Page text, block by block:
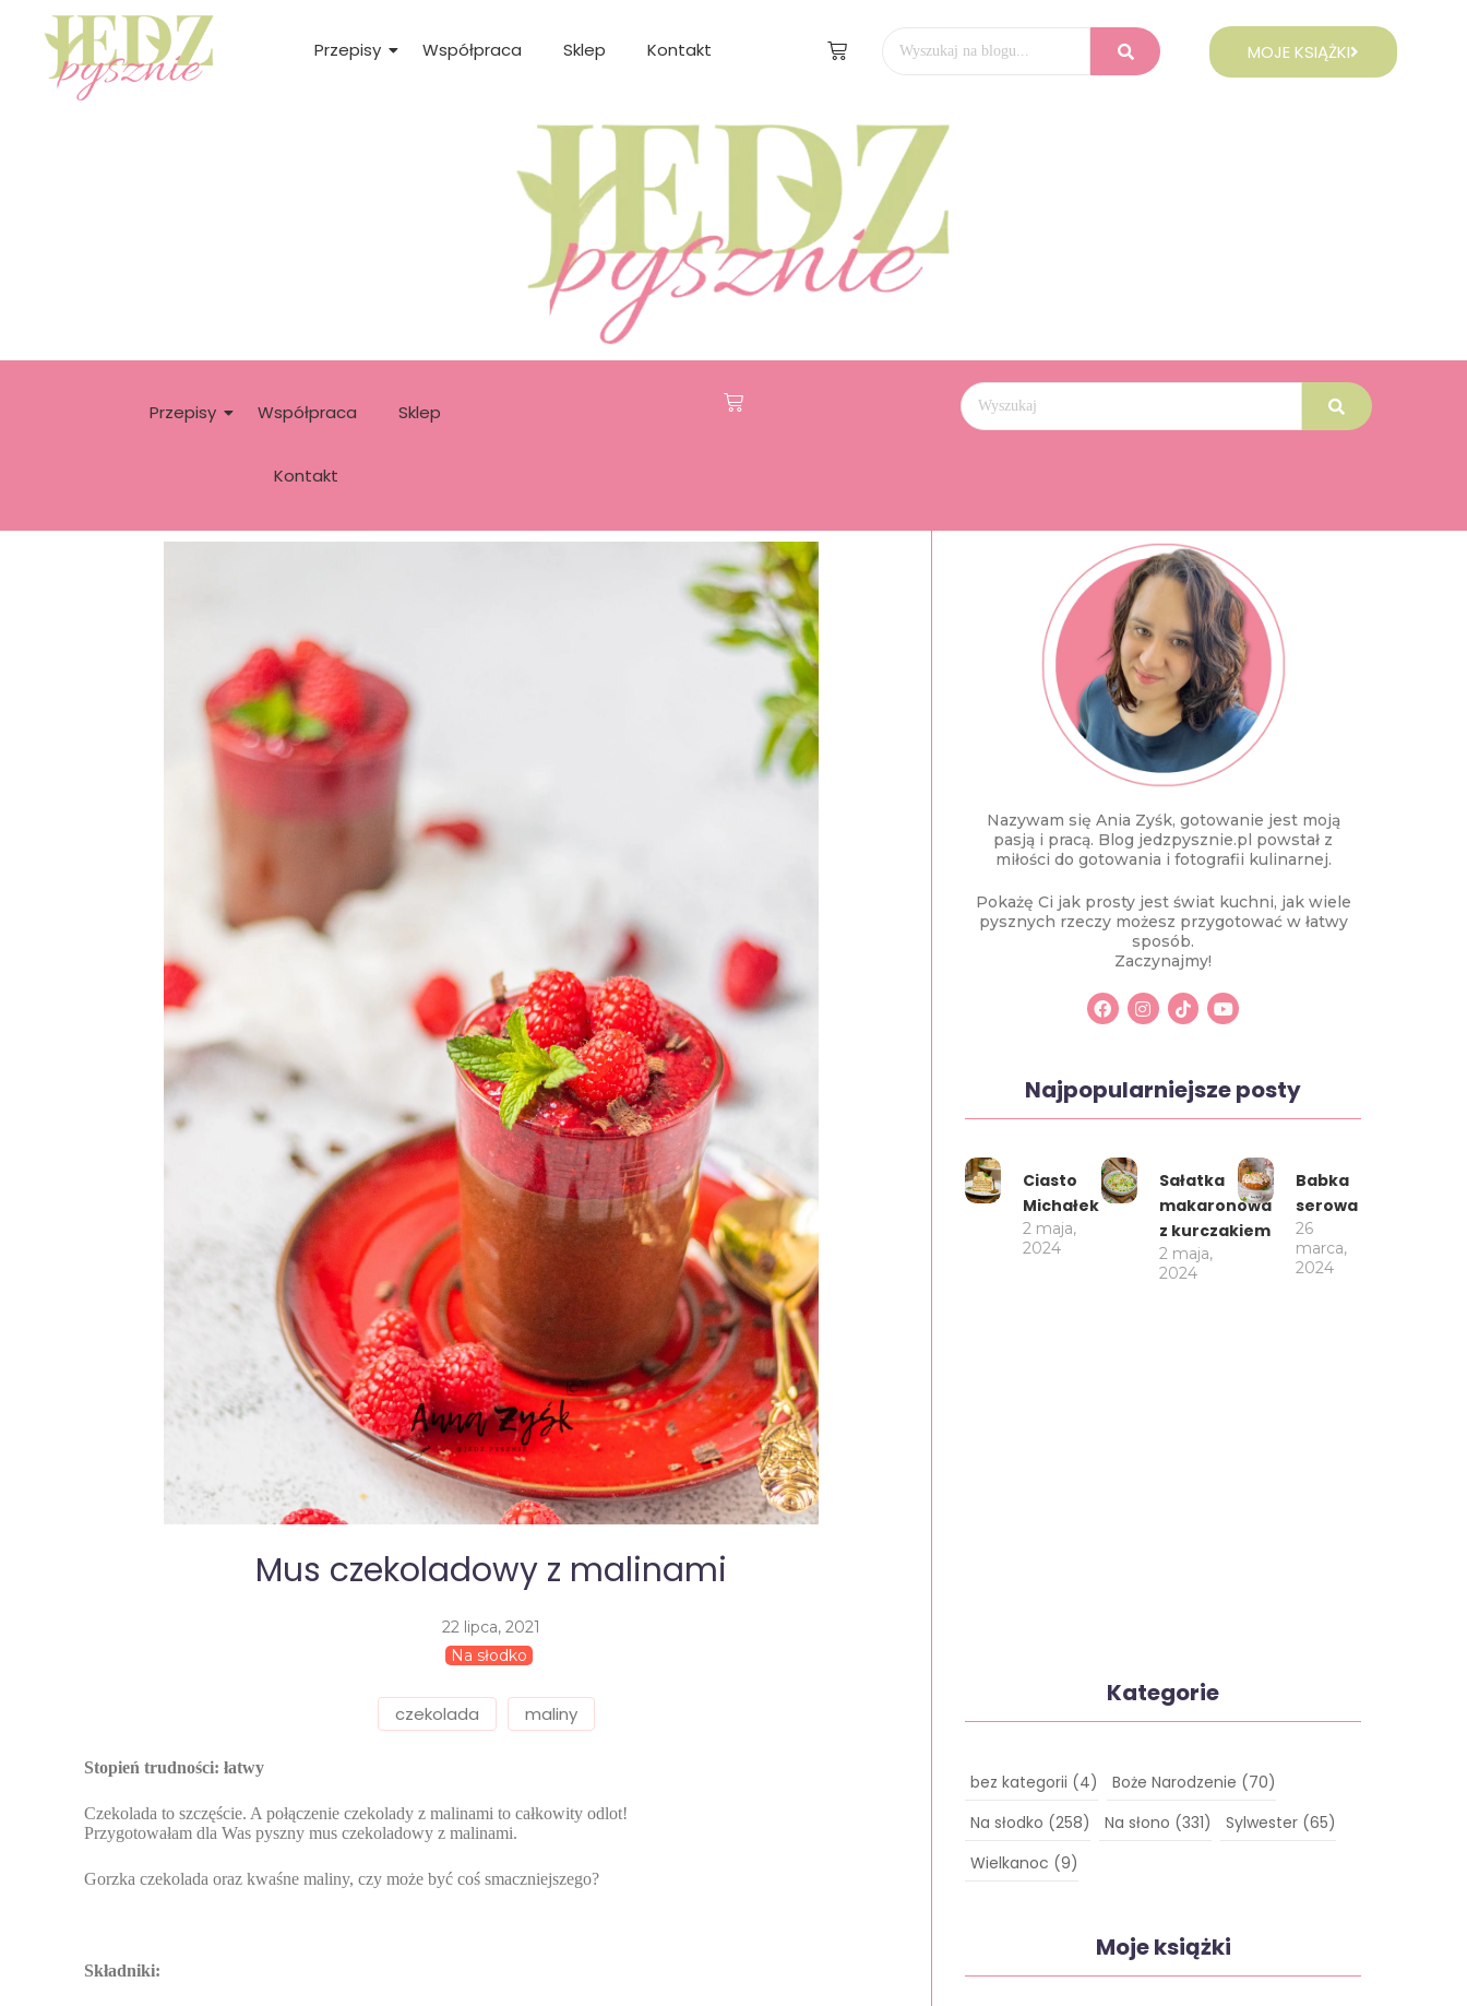
Przepisy Współpraca Sklep Kontakt MOJE KSIĄŻKI
Przepisy Współpraca Sklep
Kontakt
Mus czekoladowy z malinami
22 lipca, 2021
Na słodko
czekolada maliny
Stopień trudności: łatwy
Czekolada to szczęście. A połączenie czekolady z malinami to całkowity odlot!
Przygotowałam dla Was pyszny mus czekoladowy z malinami.
Gorzka czekolada oraz kwaśne maliny, czy może być coś smaczniejszego?
Składniki:
Nazywam się Ania Zyśk, gotowanie jest moją
pasją i pracą. Blog jedzpysznie.pl powstał z
miłości do gotowania i fotografii kulinarnej.
Pokażę Ci jak prosty jest świat kuchni, jak wiele
pysznych rzeczy możesz przygotować w łatwy
sposób.
Zaczynajmy!
Najpopularniejsze posty
Ciasto
Michałek
2 maja,
2024
Sałatka
makaronowa
z kurczakiem
2 maja,
2024
Babka
serowa
26
marca,
2024
Kategorie
bez kategorii (4) Boże Narodzenie (70)
Na słodko (258) Na słono (331) Sylwester (65)
Wielkanoc (9)
Moje książki